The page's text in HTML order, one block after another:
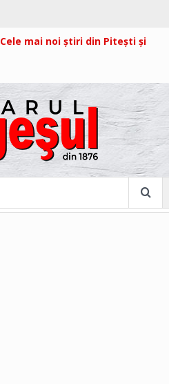
Cele mai noi știri din Pitești și